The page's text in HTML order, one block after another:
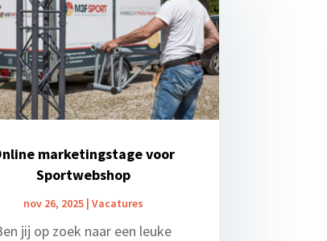
marketingstage voor
Sportwebshop
nov 26, 2025| Vacatures
jij op zoek naar een leuke